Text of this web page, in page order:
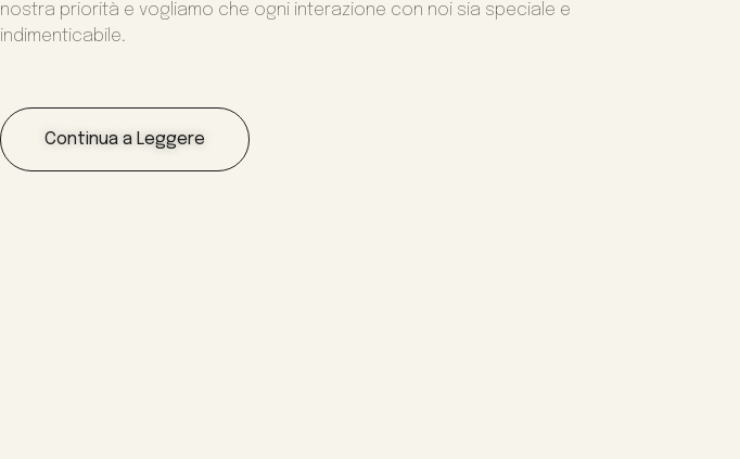
nostra priorità e vogliamo che ogni interazione con noi sia speciale e
indimenticabile.
Continua a Leggere